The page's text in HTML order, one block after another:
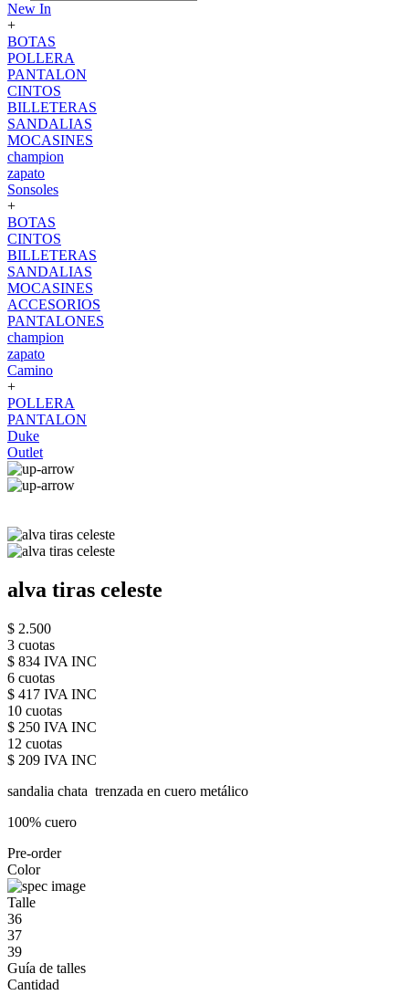
New In
+
BOTAS
POLLERA
PANTALON
CINTOS
BILLETERAS
SANDALIAS
MOCASINES
champion
zapato
Sonsoles
+
BOTAS
CINTOS
BILLETERAS
SANDALIAS
MOCASINES
ACCESORIOS
PANTALONES
champion
zapato
Camino
+
POLLERA
PANTALON
Duke
Outlet
alva tiras celeste
$ 2.500
3 cuotas
$ 834 IVA INC
6 cuotas
$ 417 IVA INC
10 cuotas
$ 250 IVA INC
12 cuotas
$ 209 IVA INC
sandalia chata trenzada en cuero metálico
100% cuero
Pre-order
Color
Talle
36
37
39
Guía de talles
Cantidad